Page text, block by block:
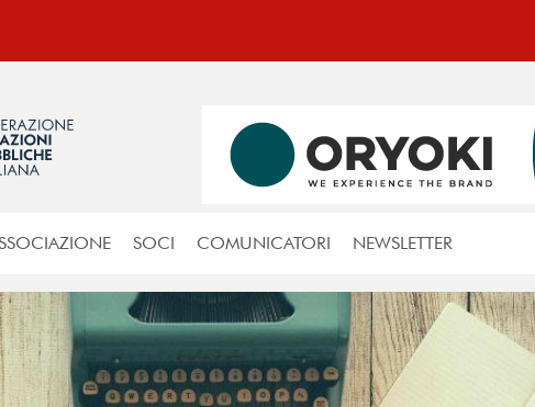
SOCI COMUNICATORI NEWSLETTER